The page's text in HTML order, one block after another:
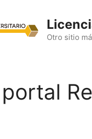
Otro sitio